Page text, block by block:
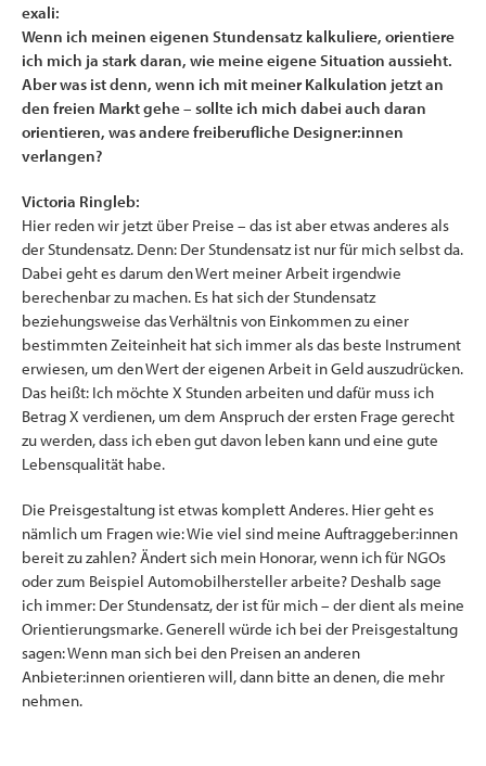
exali:
Wenn ich meinen eigenen Stundensatz kalkuliere, orientiere
ich mich ja stark daran, wie meine eigene Situation aussieht.
Aber was ist denn, wenn ich mit meiner Kalkulation jetzt an
den freien Markt gehe – sollte ich mich dabei auch daran
orientieren, was andere freiberufliche Designer:innen
verlangen?
Victoria Ringleb:
Hier reden wir jetzt über Preise – das ist aber etwas anderes als
der Stundensatz. Denn: Der Stundensatz ist nur für mich selbst da.
Dabei geht es darum den Wert meiner Arbeit irgendwie
berechenbar zu machen. Es hat sich der Stundensatz
beziehungsweise das Verhältnis von Einkommen zu einer
bestimmten Zeiteinheit hat sich immer als das beste Instrument
erwiesen, um den Wert der eigenen Arbeit in Geld auszudrücken.
Das heißt: Ich möchte X Stunden arbeiten und dafür muss ich
Betrag X verdienen, um dem Anspruch der ersten Frage gerecht
zu werden, dass ich eben gut davon leben kann und eine gute
Lebensqualität habe.
Die Preisgestaltung ist etwas komplett Anderes. Hier geht es
nämlich um Fragen wie: Wie viel sind meine Auftraggeber:innen
bereit zu zahlen? Ändert sich mein Honorar, wenn ich für NGOs
oder zum Beispiel Automobilhersteller arbeite? Deshalb sage
ich immer: Der Stundensatz, der ist für mich – der dient als meine
Orientierungsmarke. Generell würde ich bei der Preisgestaltung
sagen: Wenn man sich bei den Preisen an anderen
Anbieter:innen orientieren will, dann bitte an denen, die mehr
nehmen.